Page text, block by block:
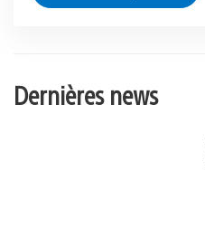
Dernières news